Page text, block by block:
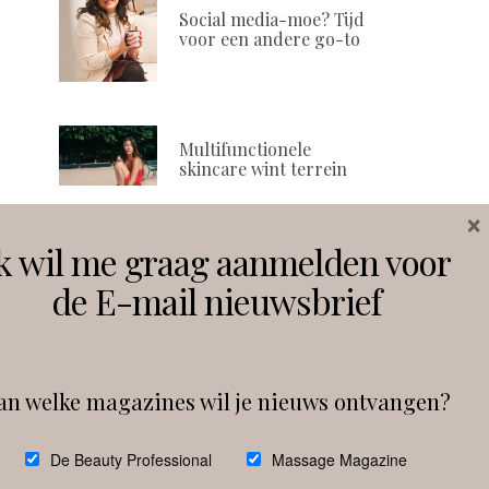
Social media-moe? Tijd
voor een andere go-to
Multifunctionele
skincare wint terrein
Volg ons
Follow on Instagram
wil me graag aanmelden voor
de E-mail nieuwsbrief
welke magazines wil je nieuws ontvangen?
De Beauty Professional Massage Magazine
×